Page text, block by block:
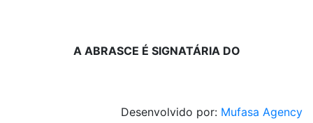
A ABRASCE É SIGNATÁRIA DO
Desenvolvido por: Mufasa Agency